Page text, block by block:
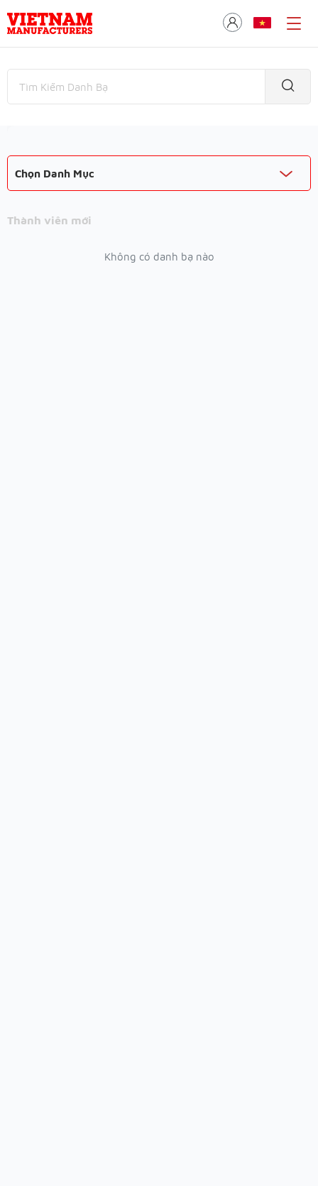
Chọn Danh Mục
Thành viên mới
Không có danh bạ nào